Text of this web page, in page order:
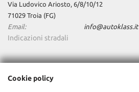
Via Ludovico Ariosto, 6/8/10/12
71029 Troia (FG)
Email:
info@autoklass.it
Indicazioni stradali
Dati fiscali:
Cookie policy